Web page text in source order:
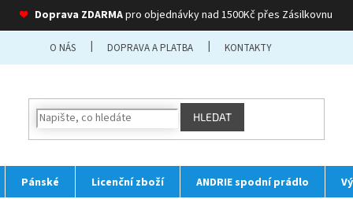
❤ Doprava ZDARMApro objednávky nad 1500Kč přes Zásilkovnu
O NÁS DOPRAVA A PLATBA KONTAKTY
HLEDAT
Pánské Licenční zboží ANDRIE spodní prádlo